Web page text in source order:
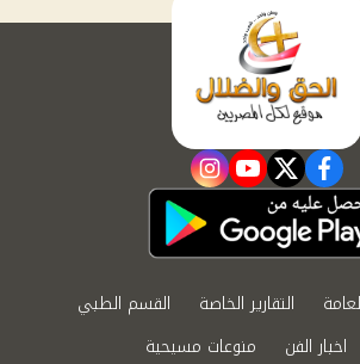
facebook
twitter
youtube
instagram
التقارير الخاصة
القسم الطبي
اخبار الفن
منوعات مسيحية